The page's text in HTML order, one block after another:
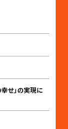
せ」の実現に